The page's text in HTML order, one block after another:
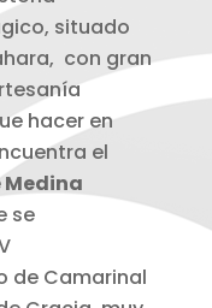
situado
con gran
hacer en
el
Medina
se
de Camarinal